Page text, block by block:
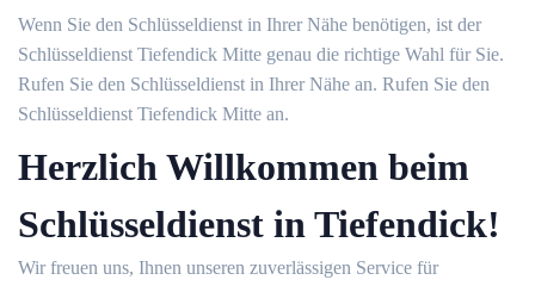
Wenn Sie den Schlüsseldienst in Ihrer Nähe benötigen, ist der
Schlüsseldienst Tiefendick Mitte genau die richtige Wahl für Sie.
Rufen Sie den Schlüsseldienst in Ihrer Nähe an. Rufen Sie den
Schlüsseldienst Tiefendick Mitte an.
Herzlich Willkommen beim
Schlüsseldienst in Tiefendick!
Wir freuen uns, Ihnen unseren zuverlässigen Service für